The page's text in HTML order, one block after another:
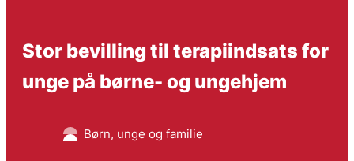
Stor bevilling til terapiindsats for
unge på børne- og ungehjem
Børn, unge og familie